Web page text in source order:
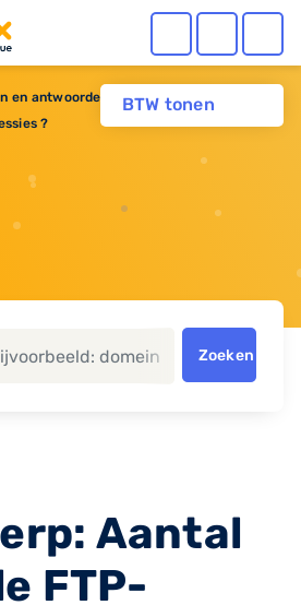
BTW tonen
en antwoorden
Webhosting
?
Zoeken
Aantal
FTP-